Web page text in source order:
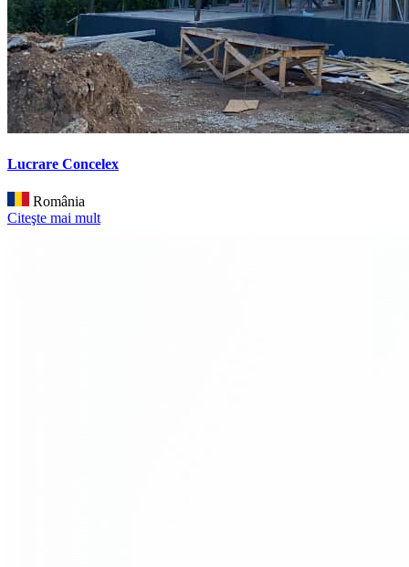
Lucrare Concelex
România
Citeşte mai mult